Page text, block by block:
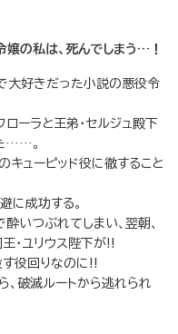
の私は、死んでしまう…！
大好きだった小説の悪役令
ローラと王弟・セルジュ殿下
……。
キューピッド役に徹すること
に成功する。
いつぶれてしまい、翌朝、
・ユリウス陛下が!!
す役回りなのに!!
、破滅ルートから逃れられ